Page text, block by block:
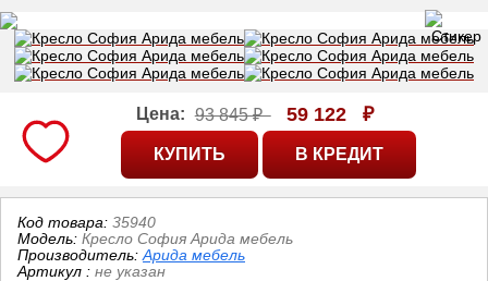
Цена: 93 845 ₽ 59 122 ₽
Код товара: 35940
Модель: Кресло София Арида мебель
Производитель: Арида мебель
Артикул : не указан